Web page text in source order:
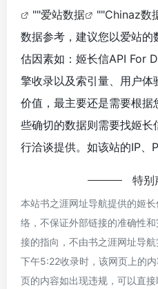
""爱站数据 ""Chinaz数
数据参考，建议您以爱站
估因素如：姬长信API For
擎收录以及索引量、用户
价值，最主要还是需要根
些确切的数据则需要找姬
行洽谈提供。如该站的IP、
特别
本站书之涯网址导航提供的姬
络，不保证外部链接的准确性
接的指向，不由书之涯网址导
下午5:22收录时，该网页上的
页的内容如出现违规，可以直